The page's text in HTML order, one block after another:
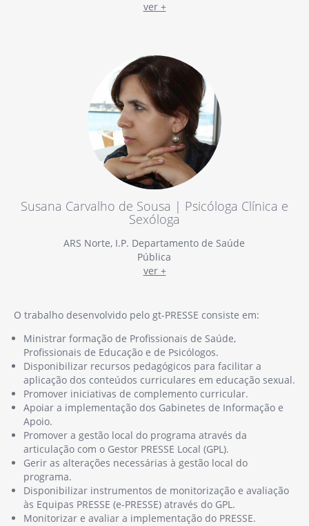
ver +
Susana Carvalho de Sousa | Psicóloga Clínica e
Sexóloga
ARS Norte, I.P. Departamento de Saúde
Pública
ver +
O trabalho desenvolvido pelo gt-PRESSE consiste em:
Ministrar formação de Profissionais de Saúde,
Profissionais de Educação e de Psicólogos.
Disponibilizar recursos pedagógicos para facilitar a
aplicação dos conteúdos curriculares em educação sexual.
Promover iniciativas de complemento curricular.
Apoiar a implementação dos Gabinetes de Informação e
Apoio.
Promover a gestão local do programa através da
articulação com o Gestor PRESSE Local (GPL).
Gerir as alterações necessárias à gestão local do
programa.
Disponibilizar instrumentos de monitorização e avaliação
às Equipas PRESSE (e-PRESSE) através do GPL.
Monitorizar e avaliar a implementação do PRESSE.